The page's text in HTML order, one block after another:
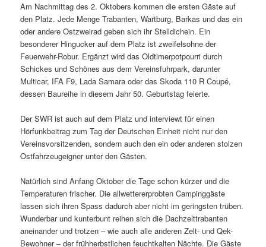
Am Nachmittag des 2. Oktobers kommen die ersten Gäste auf
den Platz. Jede Menge Trabanten, Wartburg, Barkas und das ein
oder andere Ostzweirad geben sich ihr Stelldichein. Ein
besonderer Hingucker auf dem Platz ist zweifelsohne der
Feuerwehr-Robur. Ergänzt wird das Oldtimerpotpourri durch
Schickes und Schönes aus dem Vereinsfuhrpark, darunter
Multicar, IFA F9, Lada Samara oder das Skoda 110 R Coupé,
dessen Baureihe in diesem Jahr 50. Geburtstag feierte.
Der SWR ist auch auf dem Platz und interviewt für einen
Hörfunkbeitrag zum Tag der Deutschen Einheit nicht nur den
Vereinsvorsitzenden, sondern auch den ein oder anderen stolzen
Ostfahrzeugeigner unter den Gästen.
Natürlich sind Anfang Oktober die Tage schon kürzer und die
Temperaturen frischer. Die allwettererprobten Campinggäste
lassen sich ihren Spass dadurch aber nicht im geringsten trüben.
Wunderbar und kunterbunt reihen sich die Dachzelttrabanten
aneinander und trotzen – wie auch alle anderen Zelt- und Qek-
Bewohner – der frühherbstlichen feuchtkalten Nächte. Die Gäste